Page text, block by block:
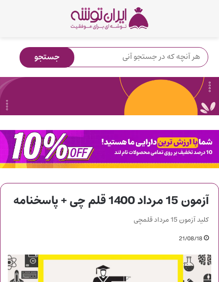
آزمون 15 مرداد 1400 قلم چی + پاسخنامه
کلید آزمون 15 مرداد قلمچی
21/08/18